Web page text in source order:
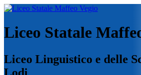
Liceo Statale
Liceo Linguistico e delle